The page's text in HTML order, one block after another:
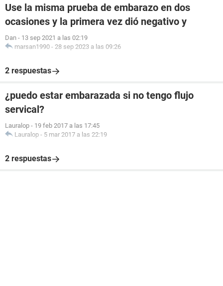
Use la misma prueba de embarazo en dos
ocasiones y la primera vez dió negativo y
Dan - 13 sep 2021 a las 02:19
marsan1990 - 28 sep 2023 a las 09:26
2 respuestas
¿puedo estar embarazada si no tengo flujo
servical?
Lauralop - 19 feb 2017 a las 17:45
Lauralop - 5 mar 2017 a las 22:19
2 respuestas